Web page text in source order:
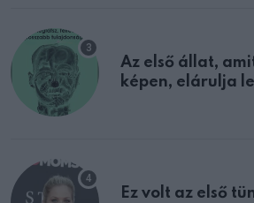
Az első állat,
képen, elárulja
Ez volt az első